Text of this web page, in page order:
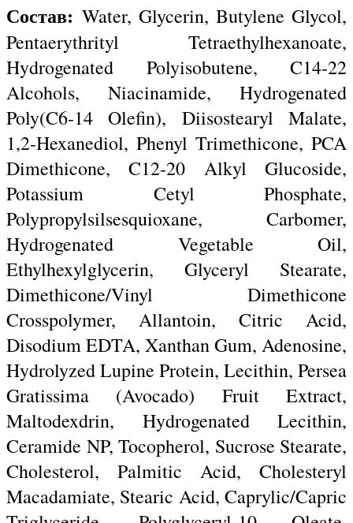
Состав: Water, Glycerin, Butylene Glycol,
Pentaerythrityl Tetraethylhexanoate,
Hydrogenated Polyisobutene, C14-22
Alcohols, Niacinamide, Hydrogenated
Poly(C6-14 Olefin), Diisostearyl Malate,
1,2-Hexanediol, Phenyl Trimethicone, PCA
Dimethicone, C12-20 Alkyl Glucoside,
Potassium Cetyl Phosphate,
Polypropylsilsesquioxane, Carbomer,
Hydrogenated Vegetable Oil,
Ethylhexylglycerin, Glyceryl Stearate,
Dimethicone/Vinyl Dimethicone
Crosspolymer, Allantoin, Citric Acid,
Disodium EDTA, Xanthan Gum, Adenosine,
Hydrolyzed Lupine Protein, Lecithin, Persea
Gratissima (Avocado) Fruit Extract,
Maltodexdrin, Hydrogenated Lecithin,
Ceramide NP, Tocopherol, Sucrose Stearate,
Cholesterol, Palmitic Acid, Cholesteryl
Macadamiate, Stearic Acid, Caprylic/Capric